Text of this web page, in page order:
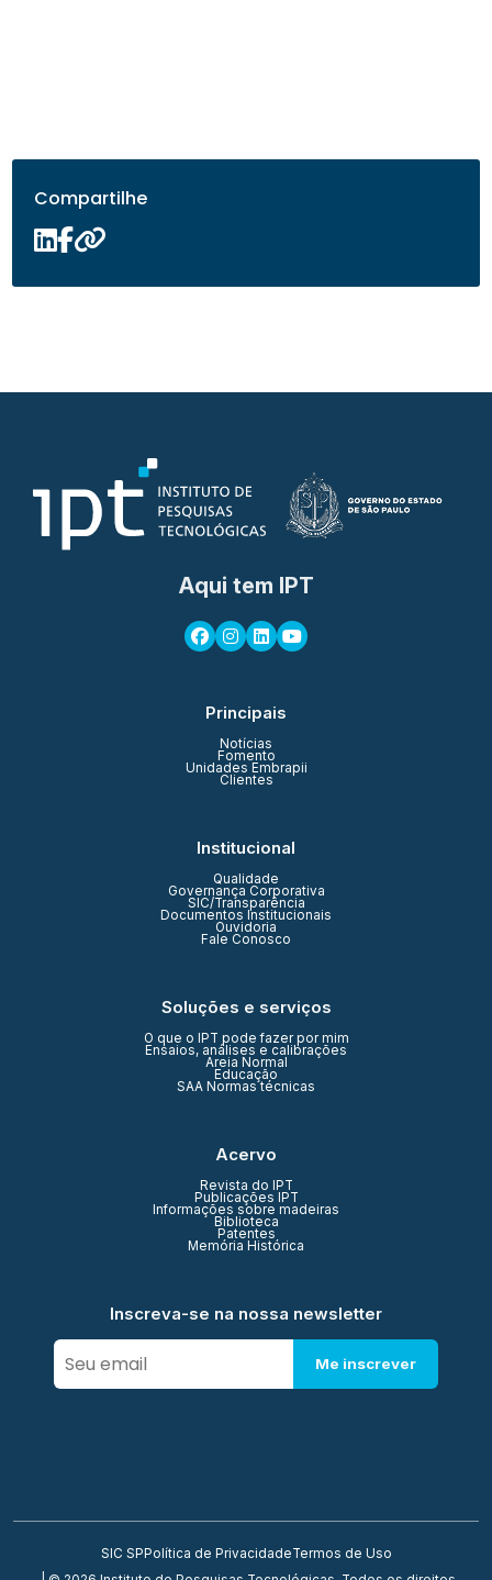
Compartilhe
Aqui tem IPT
Principais
Notícias
Fomento
Unidades Embrapii
Clientes
Institucional
Qualidade
Governança Corporativa
SIC/Transparência
Documentos Institucionais
Ouvidoria
Fale Conosco
Soluções e serviços
O que o IPT pode fazer por mim
Ensaios, análises e calibrações
Areia Normal
Educação
SAA Normas técnicas
Acervo
Revista do IPT
Publicações IPT
Informações sobre madeiras
Biblioteca
Patentes
Memória Histórica
Inscreva-se na nossa newsletter
Me inscrever
SIC SPPolítica de PrivacidadeTermos de Uso